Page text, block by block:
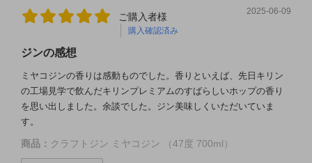
ご購入者様
購入確認済み
2025-06-09
ジンの感想
ミヤコジンの香りは感動ものでした。香りといえば、先日キリン
の工場見学で飲んだキリンプレミアムのすばらしいホップの香り
を思い出しました。余談でした。ジン美味しくいただいていま
す。
商品： クラフトジン ミヤコジン （47度 700ml）